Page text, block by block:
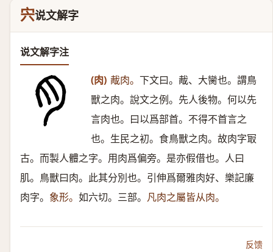
宍说文解字
说文解字注
(肉) 胾肉。 下文曰。胾、大臠也。謂鳥
獸之肉。說文之例。先人後物。何以先
言肉也。曰以爲部首。不得不首言之
也。生民之初。食鳥獸之肉。故肉字冣
古。而製人體之字。用肉爲偏旁。是亦假借也。人曰
肌。鳥獸曰肉。此其分別也。引伸爲爾雅肉好、樂記廉
肉字。 象形。 如六切。三部。 凡肉之屬皆从肉。
反馈